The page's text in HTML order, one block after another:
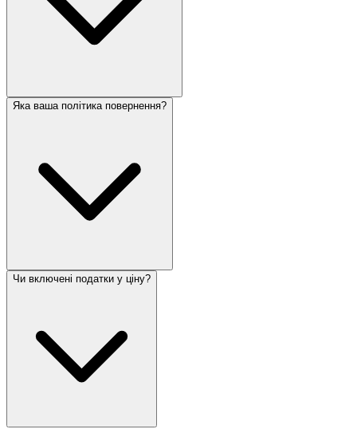
Яка ваша політика повернення?
Чи включені податки у ціну?